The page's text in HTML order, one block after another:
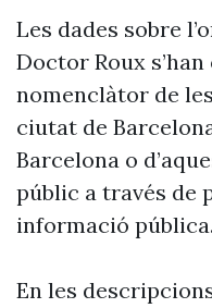
Les dades sobre
Doctor Roux
nomenclàtor de
ciutat de
Barcelona o
públic a través de
informació pública.
En les